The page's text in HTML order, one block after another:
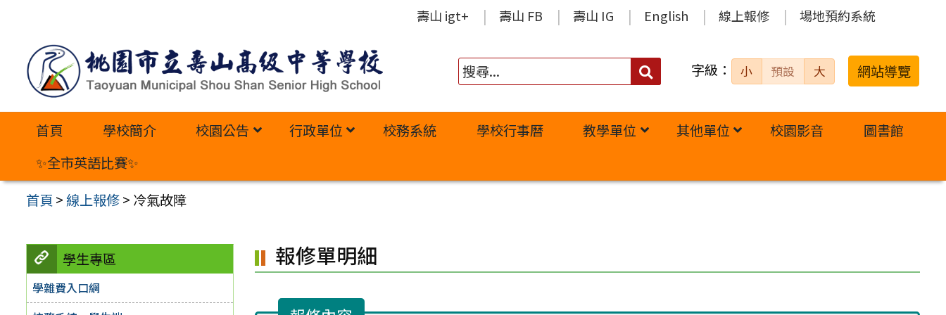
內
壽山 igt+ 壽山 FB 壽山 IG English 線上報修 場地預約系統
搜
字級： 小 預設 大 網站導覽
首頁 學校簡介 校園公告 行政單位 校務系統 學校行事曆 教學單位 其他單位 校園影音
圖書館
✨全市英語比賽✨
首頁 >線上報修> 冷氣故障
學生專區
學雜費入口網
報修單明細